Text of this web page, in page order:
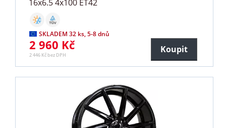
16x6.5 4x100 ET42
SKLADEM 32 ks, 5-8 dnů
2 960 Kč
2 446 Kč bez DPH
Koupit